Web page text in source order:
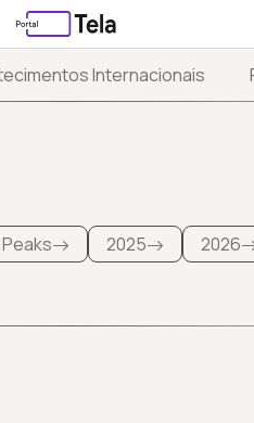
Internacionais
Peaks 2025 2026